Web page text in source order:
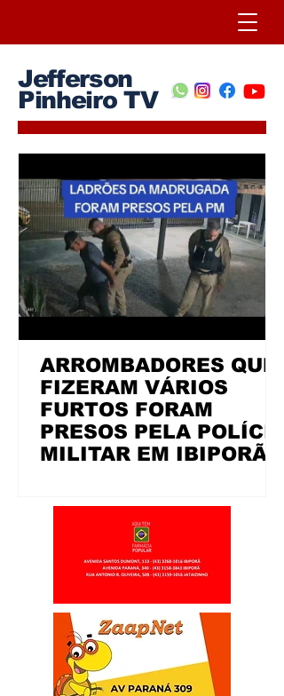
ARROMBADORES QUE
FIZERAM VÁRIOS
FURTOS FORAM
PRESOS PELA POLÍCIA
MILITAR EM IBIPORÃ
Jefferson
Pinheiro TV